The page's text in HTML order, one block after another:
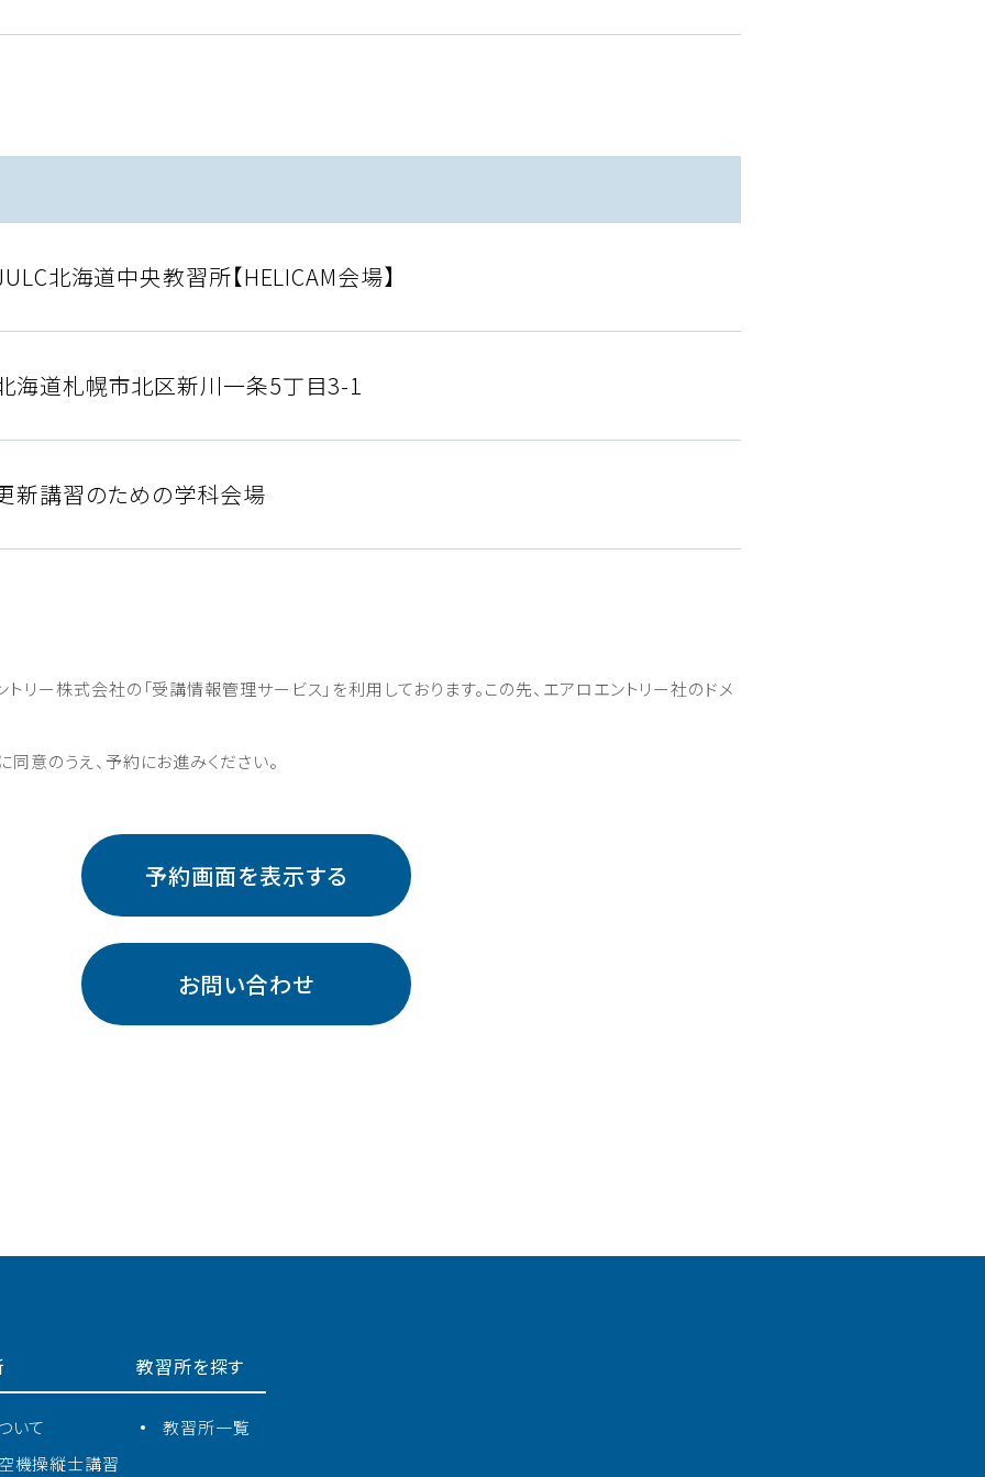
北海道中央教習所【HELICAM会場】
海道札幌市北区新川一条5丁目3-1
新講習のための学科会場
リー株式会社の「受講情報管理サービス」を利⽤しております。この先、エアロエントリー社のドメ
同意のうえ、予約にお進みください。
予約画面を表示する
お問い合わせ
いて
機操縦士講習
教習所を探す
教習所⼀覧